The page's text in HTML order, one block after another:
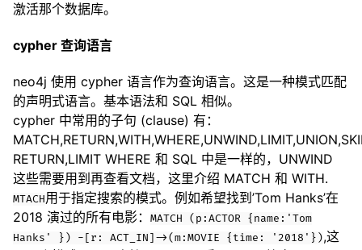
激活那个数据库。
cypher 查询语言
neo4j 使用 cypher 语言作为查询语言。这是一种模式匹配
的声明式语言。基本语法和 SQL 相似。
cypher 中常用的子句 (clause) 有：
RETURN,LIMIT WHERE 和 SQL 中是一样的，UNWIND
这些需要用到再查看文档，这里介绍 MATCH 和 WITH.
MTACH用于指定搜索的模式。例如希望找到’Tom Hanks’在
2018 演过的所有电影：
MATCH (p:ACTOR {name:'Tom
Hanks' }) -[r: ACT_IN]->(m:MOVIE {time: '2018'}),这